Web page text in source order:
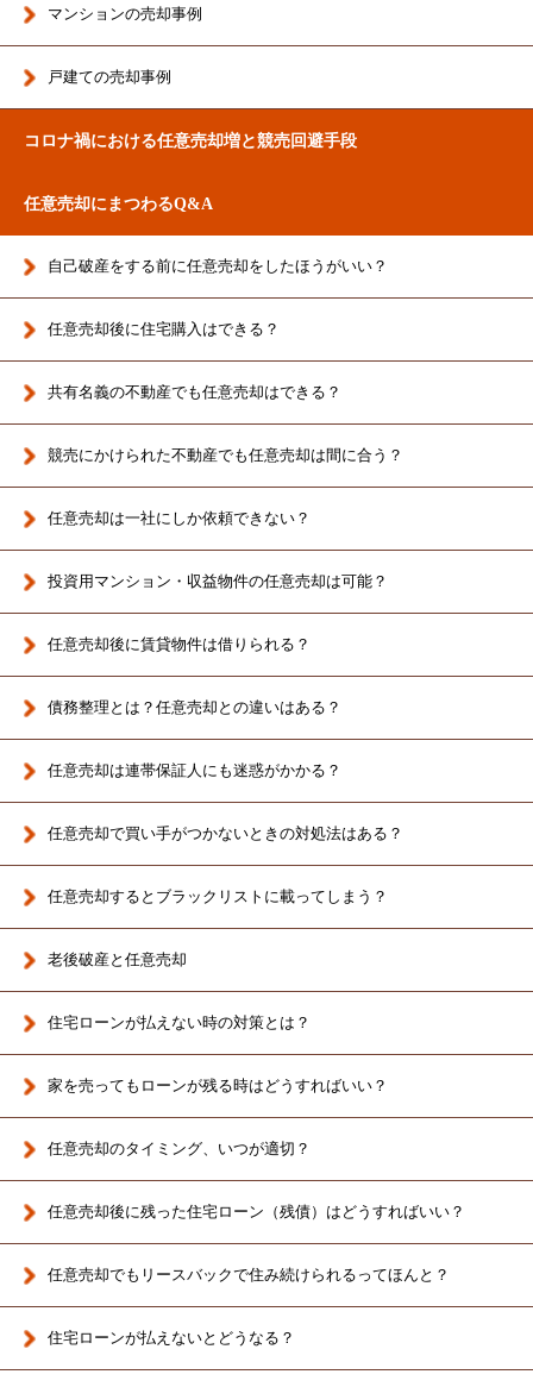
マンションの売却事例
戸建ての売却事例
コロナ禍における任意売却増と競売回避手段
任意売却にまつわるQ&A
自己破産をする前に任意売却をしたほうがいい？
任意売却後に住宅購入はできる？
共有名義の不動産でも任意売却はできる？
競売にかけられた不動産でも任意売却は間に合う？
任意売却は一社にしか依頼できない？
投資用マンション・収益物件の任意売却は可能？
任意売却後に賃貸物件は借りられる？
債務整理とは？任意売却との違いはある？
任意売却は連帯保証人にも迷惑がかかる？
任意売却で買い手がつかないときの対処法はある？
任意売却するとブラックリストに載ってしまう？
老後破産と任意売却
住宅ローンが払えない時の対策とは？
家を売ってもローンが残る時はどうすればいい？
任意売却のタイミング、いつが適切？
任意売却後に残った住宅ローン（残債）はどうすればいい？
任意売却でもリースバックで住み続けられるってほんと？
住宅ローンが払えないとどうなる？